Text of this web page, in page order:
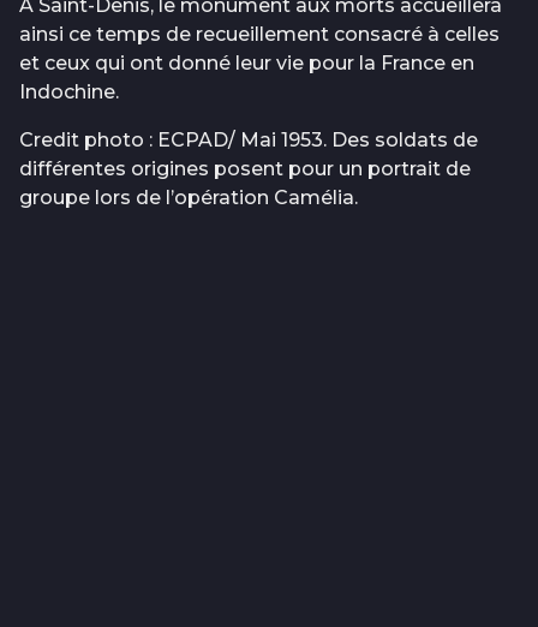
À Saint-Denis, le monument aux morts accueillera
ainsi ce temps de recueillement consacré à celles
et ceux qui ont donné leur vie pour la France en
Indochine.
Credit photo : ECPAD/ Mai 1953. Des soldats de
différentes origines posent pour un portrait de
groupe lors de l’opération Camélia.